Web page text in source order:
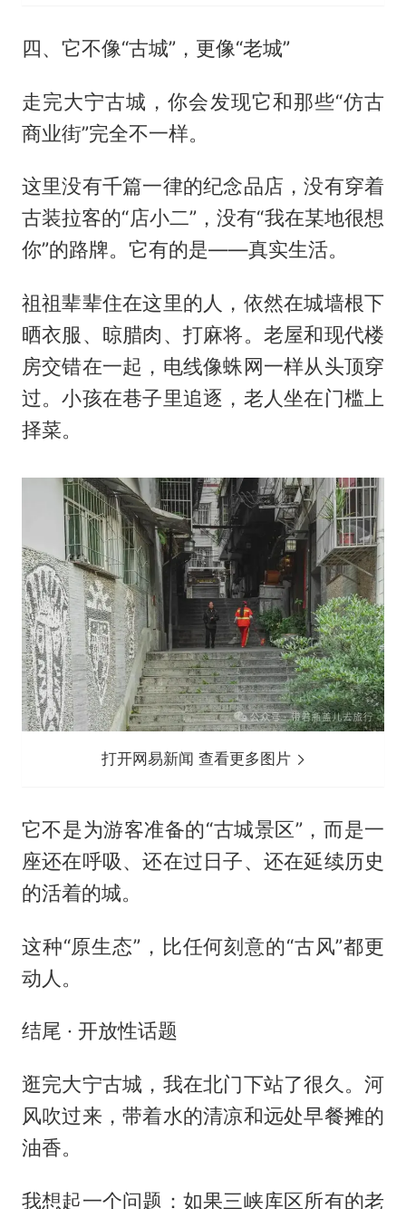
四、它不像“古城”，更像“老城”
走完大宁古城，你会发现它和那些“仿古
商业街”完全不一样。
这里没有千篇一律的纪念品店，没有穿着
古装拉客的“店小二”，没有“我在某地很想
你”的路牌。它有的是——真实生活。
祖祖辈辈住在这里的人，依然在城墙根下
晒衣服、晾腊肉、打麻将。老屋和现代楼
房交错在一起，电线像蛛网一样从头顶穿
过。小孩在巷子里追逐，老人坐在门槛上
择菜。
打开网易新闻 查看更多图片
它不是为游客准备的“古城景区”，而是一
座还在呼吸、还在过日子、还在延续历史
的活着的城。
这种“原生态”，比任何刻意的“古风”都更
动人。
结尾 · 开放性话题
逛完大宁古城，我在北门下站了很久。河
风吹过来，带着水的清凉和远处早餐摊的
油香。
我想起一个问题：如果三峡库区所有的老